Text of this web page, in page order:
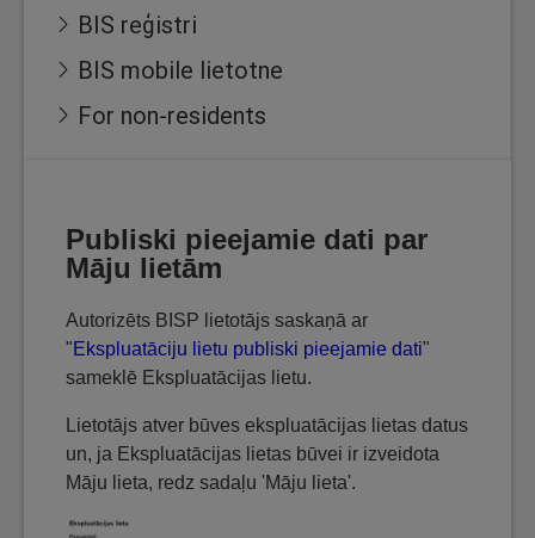
BIS reģistri
BIS mobile lietotne
For non-residents
Publiski pieejamie dati par
Māju lietām
Autorizēts BISP lietotājs saskaņā ar
" Ekspluatāciju lietu publiski pieejamie dati"
sameklē Ekspluatācijas lietu.
Lietotājs atver būves ekspluatācijas lietas datus
un, ja Ekspluatācijas lietas būvei ir izveidota
Māju lieta, redz sadaļu 'Māju lieta'.